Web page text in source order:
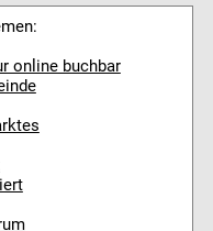
online buchbar